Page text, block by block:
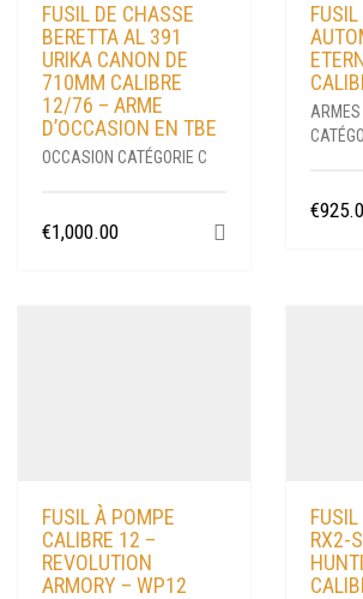
FUSIL DE CHASSE
BERETTA AL 391
URIKA CANON DE
710MM CALIBRE
12/76 – ARME
D’OCCASION EN TBE
OCCASION CATÉGORIE C
€1,000.00
€
FUSIL À POMPE
CALIBRE 12 –
REVOLUTION
ARMORY – WP12
RX2-